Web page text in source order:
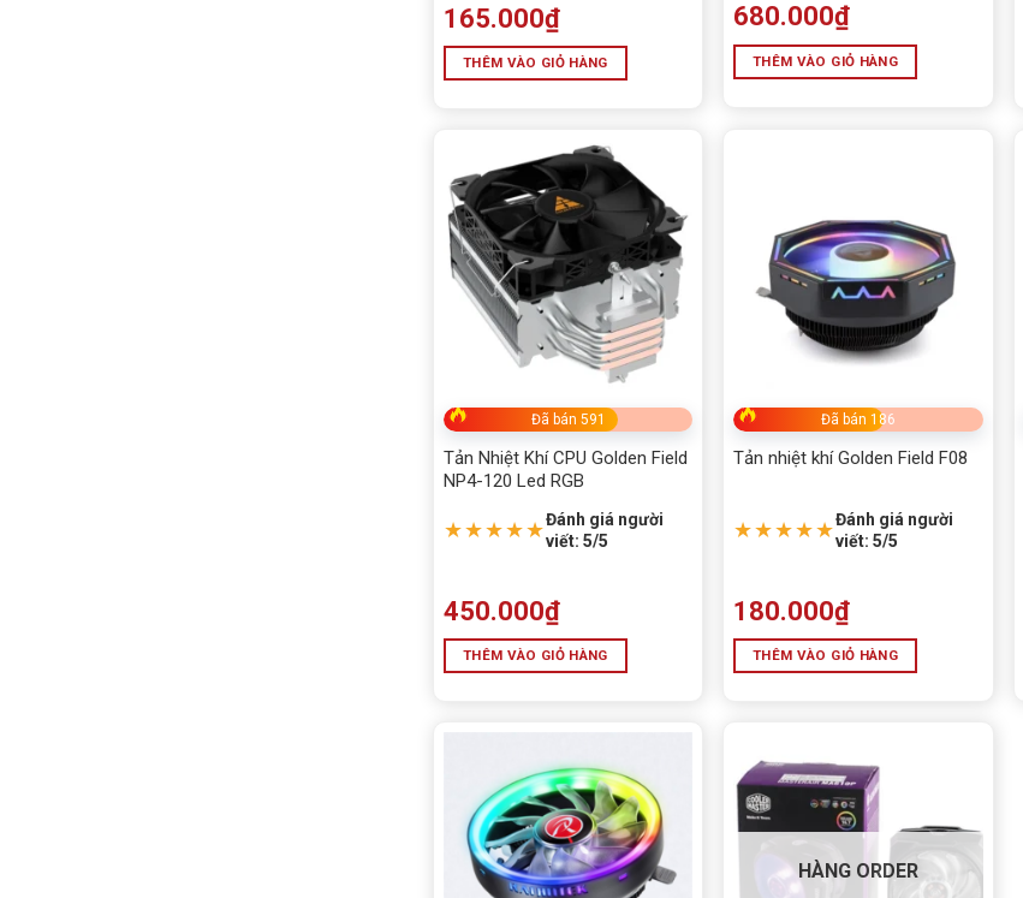
165.000₫
THÊM VÀO GIỎ HÀNG
680.000₫
THÊM VÀO GIỎ HÀNG
Đã bán 591
Tản Nhiệt Khí CPU Golden Field
NP4-120 Led RGB
★★★★★Đánh giá người
viết: 5/5
450.000₫
THÊM VÀO GIỎ HÀNG
Đã bán 186
Tản nhiệt khí Golden Field F08
★★★★★Đánh giá người
viết: 5/5
180.000₫
THÊM VÀO GIỎ HÀNG
HÀNG ORDER